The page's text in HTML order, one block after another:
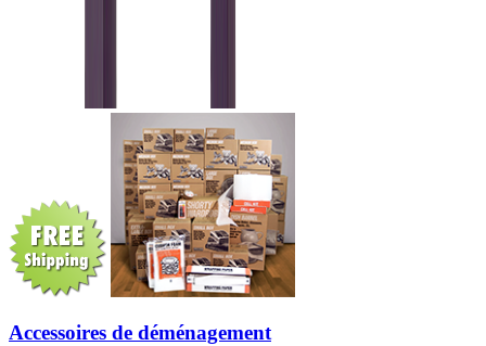
Accessoires de déménagement